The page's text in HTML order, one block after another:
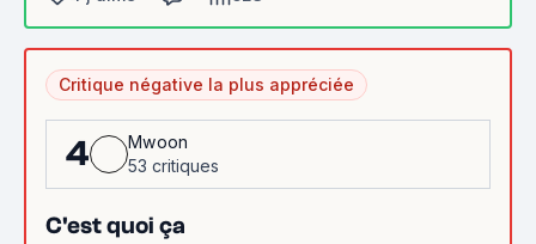
Critique négative la plus appréciée
4
Mwoon
53 critiques
C'est quoi ça